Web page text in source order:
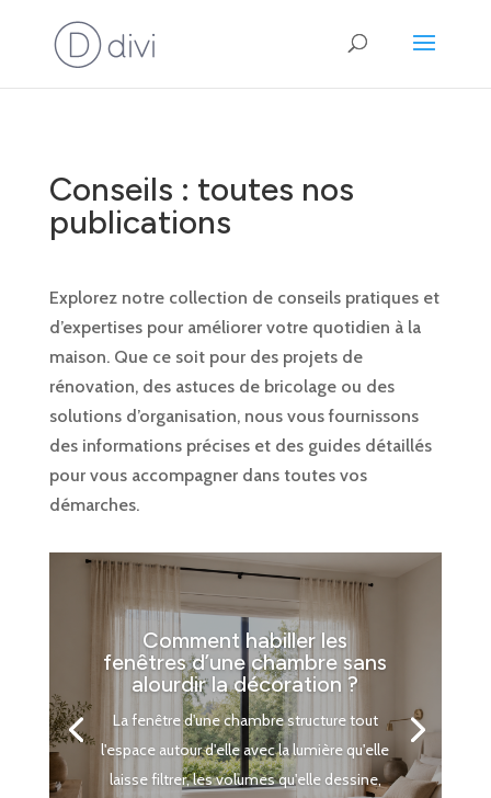
Conseils : toutes nos
publications
Explorez notre collection de conseils pratiques et
d’expertises pour améliorer votre quotidien à la
maison. Que ce soit pour des projets de
rénovation, des astuces de bricolage ou des
solutions d’organisation, nous vous fournissons
des informations précises et des guides détaillés
pour vous accompagner dans toutes vos
démarches.
Comment habiller les
fenêtres d’une chambre sans
alourdir la décoration ?
La fenêtre d'une chambre structure tout
l'espace autour d'elle avec la lumière qu'elle
laisse filtrer, les volumes qu'elle dessine,